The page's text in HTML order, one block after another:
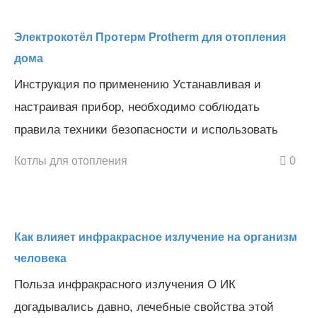
Электрокотёл Протерм Protherm для отопления
дома
Инструкция по применению Устанавливая и
настраивая прибор, необходимо соблюдать
правила техники безопасности и использовать
Котлы для отопления 0
Как влияет инфракрасное излучение на организм
человека
Польза инфракрасного излучения О ИК
догадывались давно, лечебные свойства этой